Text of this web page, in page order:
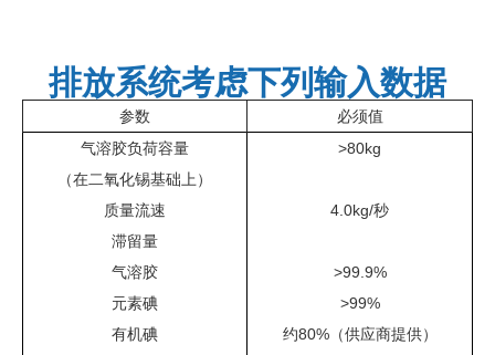
排放系统考虑下列输入数据
参数
必须值
气溶胶负荷容量
（在二氧化锡基础上）
>80kg
质量流速
4.0kg/秒
滞留量
气溶胶
>99.9%
元素碘
>99%
有机碘
约80%（供应商提供）